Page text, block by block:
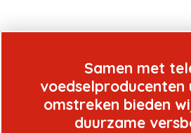
Samen met
voedselproducenten
omstreken bieden
duurzame